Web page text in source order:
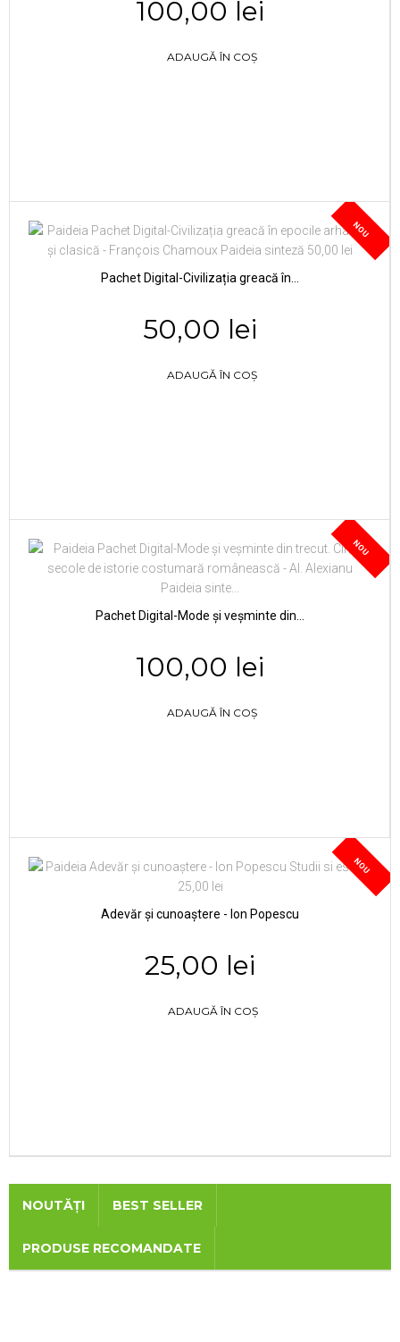
100,00 lei
ADAUGĂ ÎN COȘ
NOU
Pachet Digital-Civilizația greacă în...
50,00 lei
ADAUGĂ ÎN COȘ
NOU
Pachet Digital-Mode și veșminte din...
100,00 lei
ADAUGĂ ÎN COȘ
NOU
Adevăr și cunoaștere - Ion Popescu
25,00 lei
ADAUGĂ ÎN COȘ
NOUTĂȚI BEST SELLER
PRODUSE RECOMANDATE